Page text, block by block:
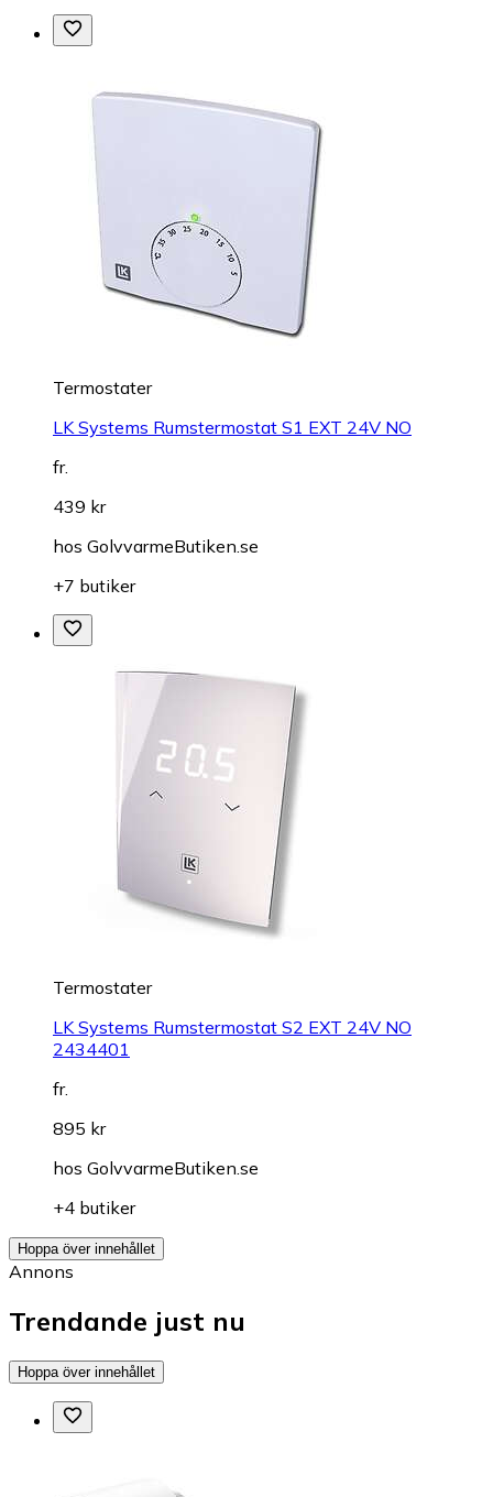
Termostater
LK Systems Rumstermostat S1 EXT 24V NO
fr.
439 kr
hos GolvvarmeButiken.se
+7 butiker
Termostater
LK Systems Rumstermostat S2 EXT 24V NO
2434401
fr.
895 kr
hos GolvvarmeButiken.se
+4 butiker
Hoppa över innehållet
Annons
Trendande just nu
Hoppa över innehållet